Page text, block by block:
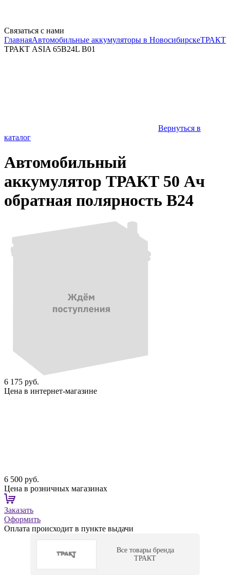
Связаться с нами
ГлавнаяАвтомобильные аккумуляторы в НовосибирскеТРАКТ
ТРАКТ ASIA 65B24L B01
Вернуться в
каталог
Автомобильный
аккумулятор ТРАКТ 50 Ач
обратная полярность B24
6 175 руб.
Цена в интернет-магазине
6 500 руб.
Цена в розничных магазинах
Заказать
Оформить
Оплата происходит в пункте выдачи
Все товары бренда
ТРАКТ